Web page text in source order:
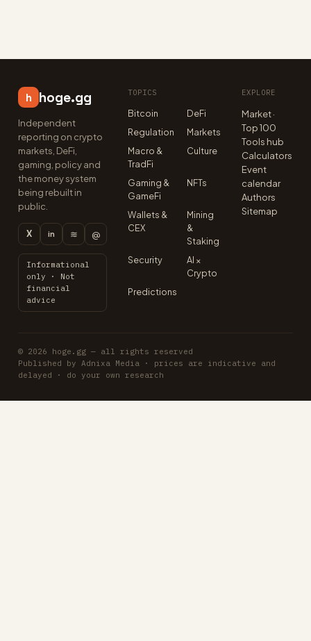
h hoge.gg
Independent
reporting on crypto
markets, DeFi,
gaming, policy and
the money system
being rebuilt in
public.
X in ≋ @
Informational
only · Not
financial
advice
TOPICS
Bitcoin
DeFi
Regulation
Markets
Macro &
TradFi
Culture
Gaming &
GameFi
NFTs
Wallets &
CEX
Mining
&
Staking
Security
AI ×
Crypto
Predictions
EXPLORE
Market ·
Top 100
Tools hub
Calculators
Event
calendar
Authors
Sitemap
© 2026 hoge.gg — all rights reserved
Published by Adnixa Media · prices are indicative and
delayed · do your own research